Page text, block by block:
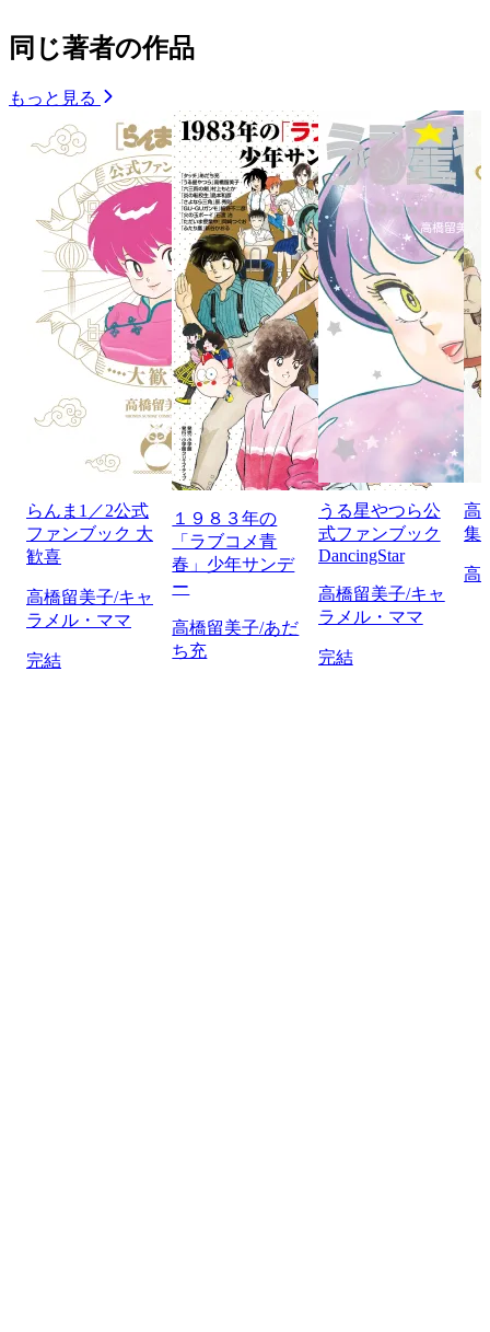
同じ著者の作品
もっと見る
らんま1／2公式
ファンブック 大
歓喜
高橋留美子/キャ
ラメル・ママ
完結
１９８３年の
「ラブコメ青
春」少年サンデ
ー
高橋留美子/あだ
ち充
うる星やつら公
式ファンブック
DancingStar
高橋留美子/キャ
ラメル・ママ
完結
高
集
高